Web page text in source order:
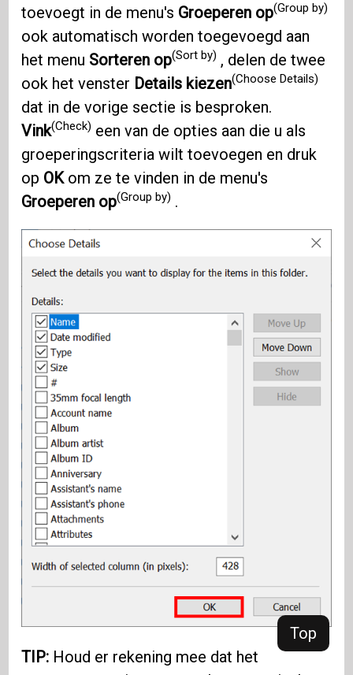
Top
toevoegt in de menu's Groeperen op(Group by)
ook automatisch worden toegevoegd aan
het menu Sorteren op(Sort by) , delen de twee
ook het venster Details kiezen(Choose Details)
dat in de vorige sectie is besproken.
Vink(Check) een van de opties aan die u als
groeperingscriteria wilt toevoegen en druk
op OKom ze te vinden in de menu's
Groeperen op(Group by) .
TIP: Houd er rekening mee dat het